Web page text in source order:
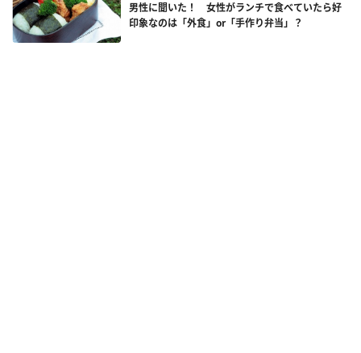
男性に聞いた！ 女性がランチで食べていたら好
印象なのは「外食」or「手作り弁当」？